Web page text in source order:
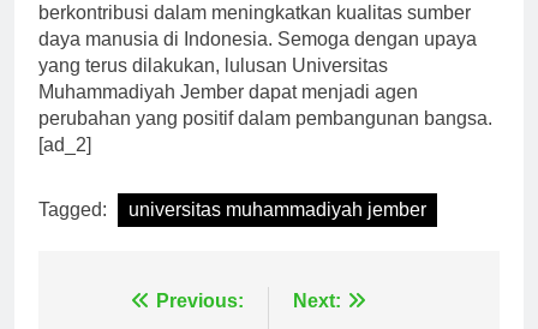
berkontribusi dalam meningkatkan kualitas sumber
daya manusia di Indonesia. Semoga dengan upaya
yang terus dilakukan, lulusan Universitas
Muhammadiyah Jember dapat menjadi agen
perubahan yang positif dalam pembangunan bangsa.
[ad_2]
Tagged: universitas muhammadiyah jember
NavigasiPrevious: Next: